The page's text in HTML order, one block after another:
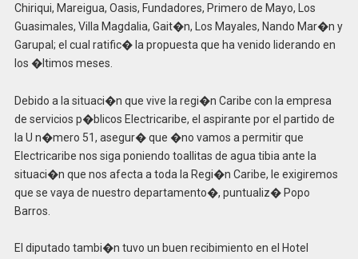
Chiriqui, Mareigua, Oasis, Fundadores, Primero de Mayo, Los
Guasimales, Villa Magdalia, Gait�n, Los Mayales, Nando Mar�n y
Garupal; el cual ratific� la propuesta que ha venido liderando en
los �ltimos meses.
Debido a la situaci�n que vive la regi�n Caribe con la empresa
de servicios p�blicos Electricaribe, el aspirante por el partido de
la U n�mero 51, asegur� que �no vamos a permitir que
Electricaribe nos siga poniendo toallitas de agua tibia ante la
situaci�n que nos afecta a toda la Regi�n Caribe, le exigiremos
que se vaya de nuestro departamento�, puntualiz� Popo
Barros.
El diputado tambi�n tuvo un buen recibimiento en el Hotel